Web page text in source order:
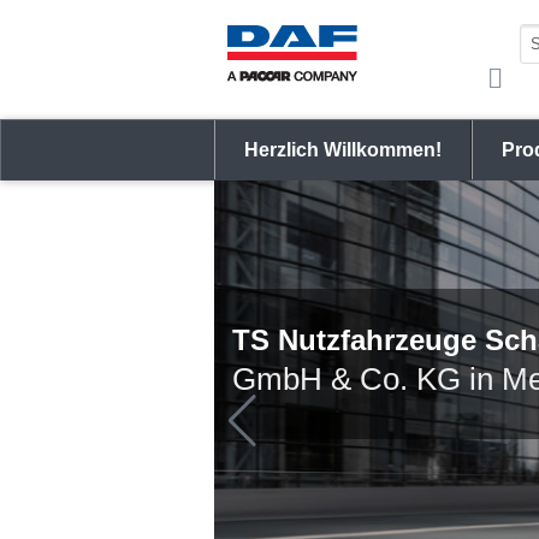
Herzlich Willkommen!
TS Nutzfahrzeuge
GmbH & Co. KG in